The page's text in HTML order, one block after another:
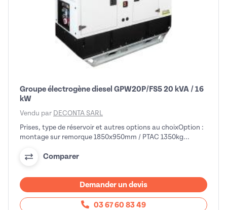
Groupe électrogène diesel GPW20P/FS5 20 kVA / 16
kW
Vendu par DECONTA SARL
Prises, type de réservoir et autres options au choixOption :
montage sur remorque 1850x950mm / PTAC 1350kg...
Comparer
Demander un devis
03 67 60 83 49